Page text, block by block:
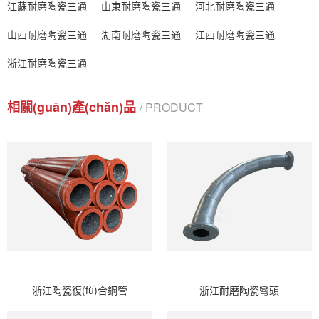
江蘇耐磨陶瓷三通 山東耐磨陶瓷三通
河北耐磨陶瓷三通
山西耐磨陶瓷三通
湖南耐磨陶瓷三通
江西耐磨陶瓷三通
浙江耐磨陶瓷三通
相關(guān)產(chǎn)品 / PRODUCT
浙江陶瓷復(fù)合鋼管 浙江耐磨陶瓷彎頭